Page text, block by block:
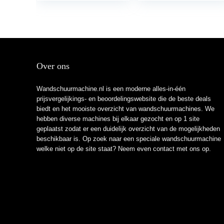
Over ons
Wandschuurmachine.nl is een moderne alles-in-één
prijsvergelijkings- en beoordelingswebsite die de beste deals
biedt en het mooiste overzicht van wandschuurmachines. We
hebben diverse machines bij elkaar gezocht en op 1 site
geplaatst zodat er een duidelijk overzicht van de mogelijkheden
beschikbaar is. Op zoek naar een speciale wandschuurmachine
welke niet op de site staat? Neem even contactmet ons op.